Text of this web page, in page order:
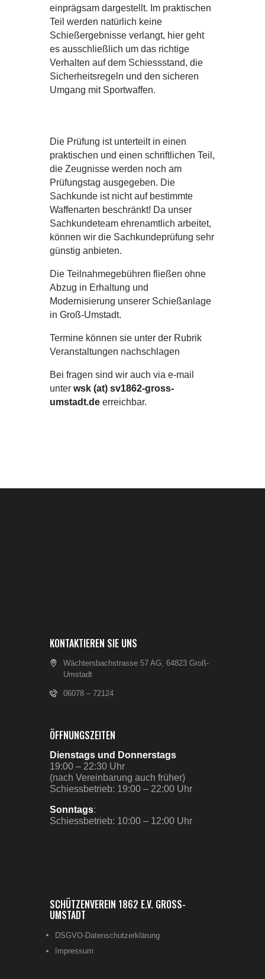
einprägsam dargestellt. Im praktischen
Teil werden natürlich keine
Schießergebnisse verlangt, hier geht
es ausschließlich um das richtige
Verhalten auf dem Schiessstand, die
Sicherheitsregeln und den sicheren
Umgang mit Sportwaffen.
Die Prüfung ist unterteilt in einen
praktischen und einen schriftlichen Teil,
die Zeugnisse werden noch am
Prüfungstag ausgegeben. Die
Sachkunde ist nicht auf bestimmte
Waffenarten beschränkt! Da unser
Sachkundeteam ehrenamtlich arbeitet,
können wir die Sachkundeprüfung sehr
günstig anbieten.
Die Teilnahmegebühren fließen ohne
Abzug in Erhaltung und
Modernisierung unserer Schießanlage
in Groß-Umstadt.
Termine können sie unter der Rubrik
Veranstaltungen nachschlagen
Bei fragen sind wir auch via e-mail
unter wsk (at) sv1862-gross-
umstadt.de erreichbar.
KONTAKTIEREN SIE UNS
Wächtersbachstrasse 57 AG, 64823 Groß-
Umstadt
06078 – 72124
ÖFFNUNGSZEITEN
Dienstags und Donnerstags
19:00 – 22:30 Uhr
(nach Vereinbarung auch früher)
Schiessbetrieb: 19:00 – 22:00 Uhr
Sonntags:
Schiessbetrieb: 10:00 – 12:00 Uhr
SCHÜTZENVEREIN 1862 E.V. GROSS-U
MSTADT
DSGVO-Datenschutzerklärung
Impressum